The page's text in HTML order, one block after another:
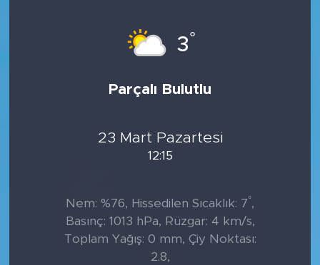
3°
Parçalı Bulutlu
23 Mart Pazartesi
12:15
Nem: %76, Hissedilen Sıcaklık: 7°,
Basınç: 1013 hPa, Rüzgar: 4 km/s,
Toplam Yağış: 0 mm, Çiy Noktası:
2.8,